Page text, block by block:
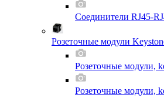
Соединители RJ45-
Розеточные модули
Розеточные модули,
Розеточные модули,